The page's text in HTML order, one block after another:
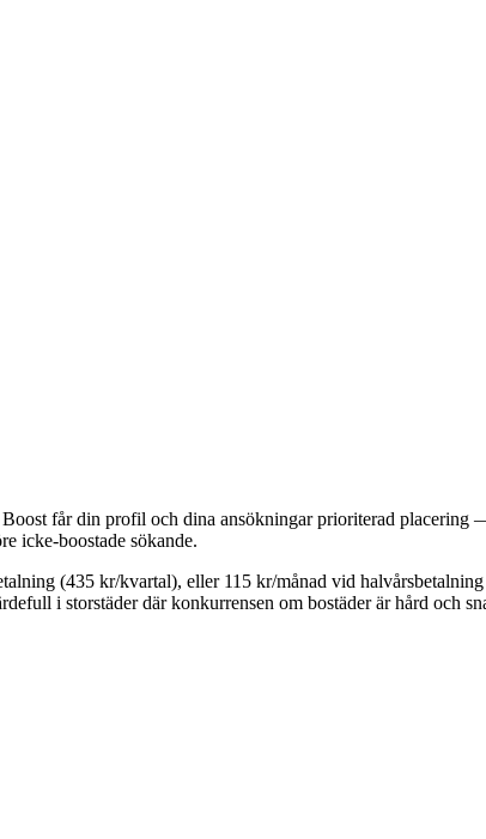
får din profil och dina ansökningar prioriterad placering
icke-boostade sökande.
(435 kr/kvartal), eller 115 kr/månad vid
i storstäder där konkurrensen om bostäder är hård och